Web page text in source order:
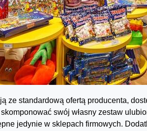
ze standardową ofertą producenta,
swój własny zestaw
jedynie w sklepach firmowych.